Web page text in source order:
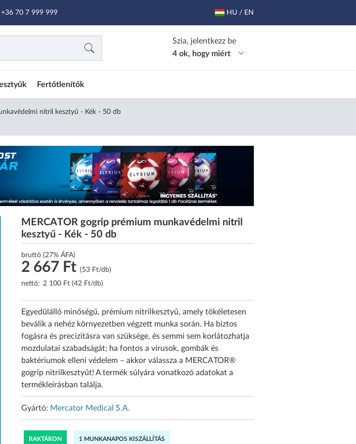
+36 70 7 999 999 HU / EN
Szia, jelentkezz be
4 ok, hogy miért
Fertőtlenítők
nitril kesztyű - Kék - 50 db
MERCATOR gogrip prémium munkavédelmi nitril
kesztyű - Kék - 50 db
bruttó (27% ÁFA)
2 667 Ft (53 Ft/db)
nettó: 2 100 Ft (42 Ft/db)
Egyedülálló minőségű, prémium nitrilkesztyű, amely tökéletesen
beválik a nehéz környezetben végzett munka során. Ha biztos
fogásra és precizitásra van szüksége, és semmi sem korlátozhatja
mozdulatai szabadságát; ha fontos a vírusok, gombák és
baktériumok elleni védelem – akkor válassza a MERCATOR®
gogrip nitrilkesztyűt! A termék súlyára vonatkozó adatokat a
termékleírásban találja.
Gyártó: Mercator Medical S.A.
RAKTÁRON 1 MUNKANAPOS KISZÁLLÍTÁS